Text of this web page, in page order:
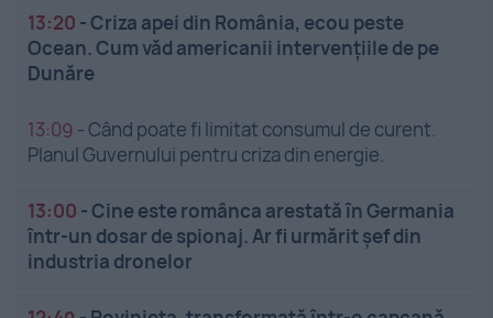
13:20 -Criza apei din România, ecou peste
Ocean. Cum văd americanii intervențiile de pe
Dunăre
13:09 -Când poate fi limitat consumul de curent.
Planul Guvernului pentru criza din energie.
13:00 -Cine este românca arestată în Germania
într-un dosar de spionaj. Ar fi urmărit șef din
industria dronelor